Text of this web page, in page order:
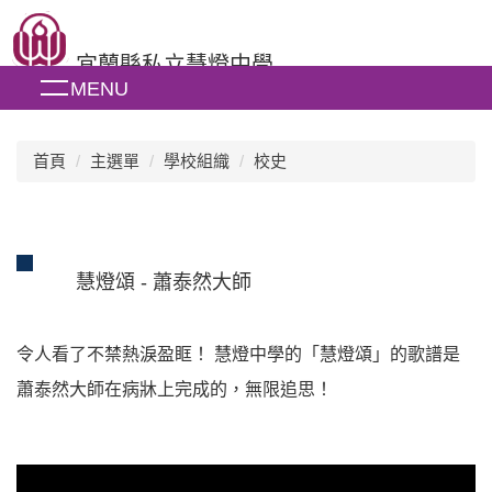
跳
到
主
內
宜蘭縣私立慧燈中學
MENU
首頁 主選單 學校組織 校史
慧燈頌 - 蕭泰然大師
令人看了不禁熱淚盈眶！ 慧燈中學的「慧燈頌」的歌譜是
蕭泰然大師在病牀上完成的，無限追思！